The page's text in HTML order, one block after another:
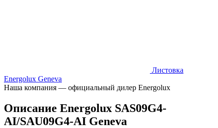
Листовка
Energolux Geneva
Наша компания — официальный дилер Energolux
Описание Energolux SAS09G4-
AI/SAU09G4-AI Geneva